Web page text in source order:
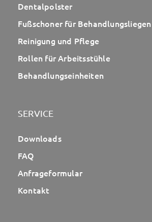
Dentalpolster
Fußschoner für Behandlungsliegen
Reinigung und Pflege
Rollen für Arbeitsstühle
Behandlungseinheiten
SERVICE
Downloads
FAQ
Anfrageformular
Kontakt